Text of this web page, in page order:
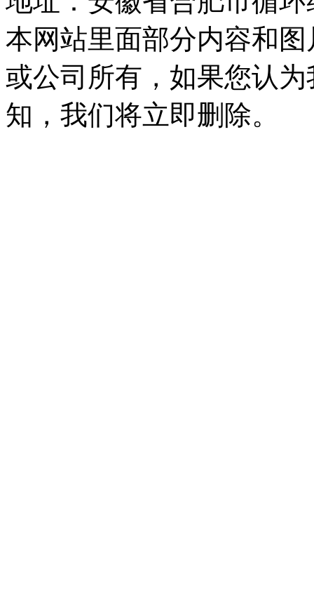
本网站里面部分内容和
或公司所有，如果您认
知，我们将立即删除。